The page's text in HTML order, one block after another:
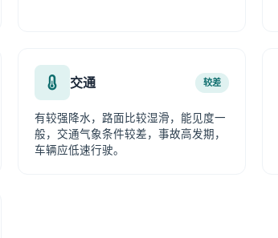
交通 较差
有较强降水，路面比较湿滑，能见度一
般，交通气象条件较差，事故高发期，
车辆应低速行驶。